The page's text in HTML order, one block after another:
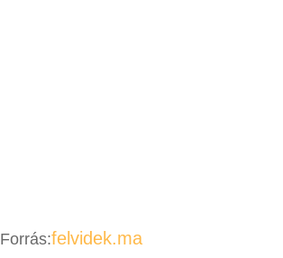
Forrás:felvidek.ma